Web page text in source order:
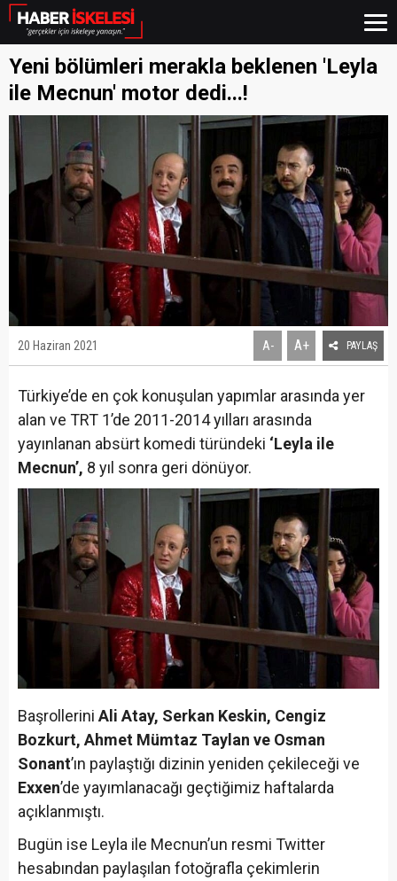
Yeni bölümleri merakla beklenen 'Leyla
ile Mecnun' motor dedi...!
20 Haziran 2021 A- A+ PAYLAŞ
Türkiye’de en çok konuşulan yapımlar arasında yer
alan ve TRT 1’de 2011-2014 yılları arasında
yayınlanan absürt komedi türündeki ‘Leyla ile
Mecnun’, 8 yıl sonra geri dönüyor.
Başrollerini Ali Atay, Serkan Keskin, Cengiz
Bozkurt, Ahmet Mümtaz Taylan ve Osman
Sonant’ın paylaştığı dizinin yeniden çekileceği ve
Exxen’de yayımlanacağı geçtiğimiz haftalarda
açıklanmıştı.
Bugün ise Leyla ile Mecnun’un resmi Twitter
hesabından paylaşılan fotoğrafla çekimlerin